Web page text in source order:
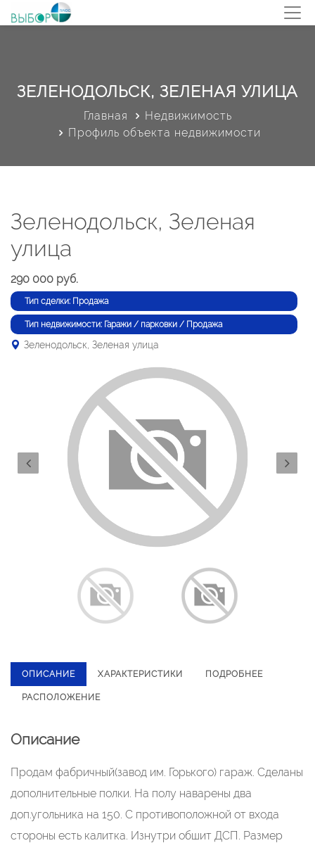
ЗЕЛЕНОДОЛЬСК, ЗЕЛЕНАЯ УЛИЦА
Главная
Недвижимость
Профиль объекта недвижимости
Зеленодольск, Зеленая
улица
290 000 руб.
Тип сделки: Продажа
Тип недвижимости: Гаражи / парковки / Продажа
Зеленодольск, Зеленая улица
ОПИСАНИЕ ХАРАКТЕРИСТИКИ ПОДРОБНЕЕ
РАСПОЛОЖЕНИЕ
Описание
Продам фабричный(завод им. Горького) гараж. Сделаны
дополнительные полки. На полу наварены два
доп.угольника на 150. С противоположной от входа
стороны есть калитка. Изнутри обшит ДСП. Размер